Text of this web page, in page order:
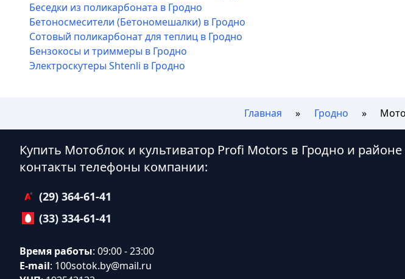
Беседки из поликарбоната в Гродно
Бетоносмесители (Бетономешалки) в Гродно
Сотовый поликарбонат для теплиц в Гродно
Бензокосы и триммеры в Гродно
Электроскутеры Shtenli в Гродно
Главная Гродно
Купить Мотоблок и культиватор Profi Motors в Гродно и районе
контакты телефоны компании:
(29) 364-61-41
(33) 334-61-41
Время работы: 09:00 - 23:00
E-mail: 100sotok.by@mail.ru